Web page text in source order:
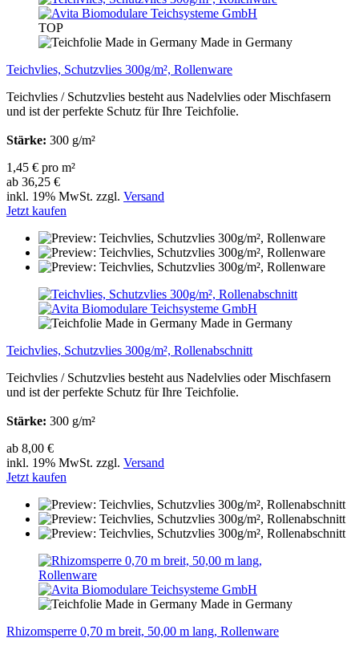
TOP
Made in Germany
Teichvlies, Schutzvlies 300g/m², Rollenware
Teichvlies / Schutzvlies besteht aus Nadelvlies oder Mischfasern
und ist der perfekte Schutz für Ihre Teichfolie.
Stärke: 300 g/m²
1,45 € pro m²
ab 36,25 €
inkl. 19% MwSt. zzgl. Versand
Jetzt kaufen
Made in Germany
Teichvlies, Schutzvlies 300g/m², Rollenabschnitt
Teichvlies / Schutzvlies besteht aus Nadelvlies oder Mischfasern
und ist der perfekte Schutz für Ihre Teichfolie.
Stärke: 300 g/m²
ab 8,00 €
inkl. 19% MwSt. zzgl. Versand
Jetzt kaufen
Made in Germany
Rhizomsperre 0,70 m breit, 50,00 m lang, Rollenware